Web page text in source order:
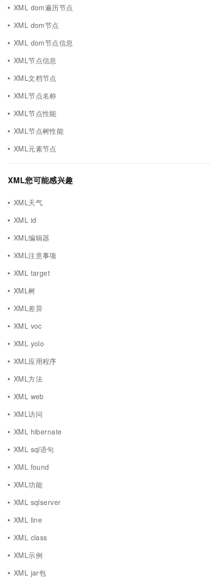
XML dom遍历节点
XML dom节点
XML dom节点信息
XML节点信息
XML文档节点
XML节点名称
XML节点性能
XML节点树性能
XML元素节点
XML您可能感兴趣
XML天气
XML id
XML编辑器
XML注意事项
XML target
XML树
XML差异
XML voc
XML yolo
XML应用程序
XML方法
XML web
XML访问
XML hibernate
XML sql语句
XML found
XML功能
XML sqlserver
XML line
XML class
XML示例
XML jar包